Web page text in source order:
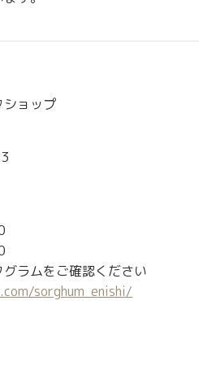
ショップ
ラムをご確認ください
sorghum_enishi/